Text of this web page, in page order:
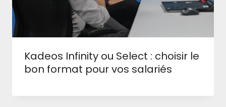
Kadeos Infinity ou Select : choisir le
bon format pour vos salariés